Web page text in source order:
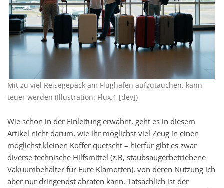
Mit zu viel Reisegepäck am Flughafen aufzutauchen, kann
teuer werden (Illustration: Flux.1 [dev])
Wie schon in der Einleitung erwähnt, geht es in diesem
Artikel nicht darum, wie ihr möglichst viel Zeug in einen
möglichst kleinen Koffer quetscht – hierfür gibt es zwar
diverse technische Hilfsmittel (z.B, staubsaugerbetriebene
Vakuumbehälter für Eure Klamotten), von deren Nutzung ich
aber nur dringendst abraten kann. Tatsächlich ist der